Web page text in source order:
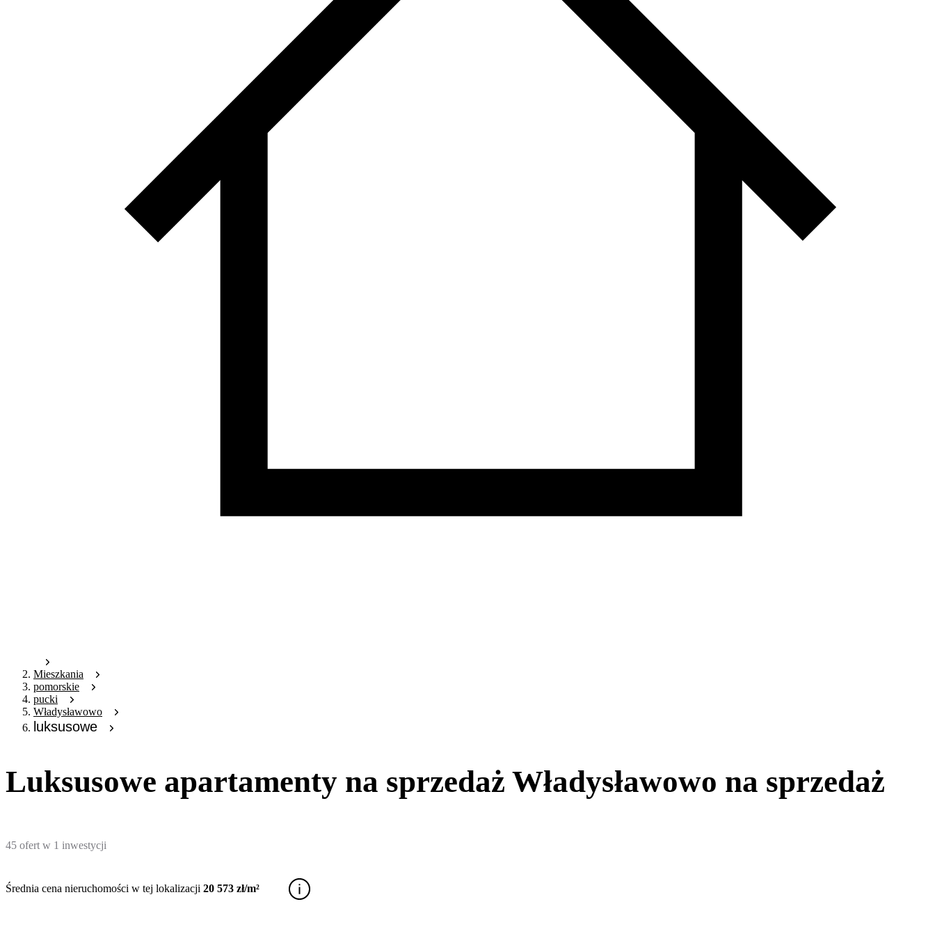
Mieszkania
pomorskie
pucki
Władysławowo
luksusowe
Luksusowe apartamenty na sprzedaż Władysławowo na sprzedaż
45 ofert w 1 inwestycji
Średnia cena nieruchomości w tej lokalizacji 20 573 zł/m²